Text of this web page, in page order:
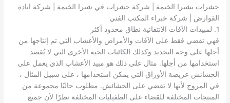
حشرات بشبرا الخيمة | شركة حشرات في شبرا الخيمة | شركة ابادة
القوارض | شركة خبراء المكتب الفني
1. لمبيدات الآفات الانتقائية نطاق محدود أكثر
فهي تقضي فقط على الآفات والأمراض والأعشاب التي تم إنتاجها من
أجلها على وجه التحديد وكذلك الكائنات الحية الأخرى التي لا يُقصد
استخدامها من أجلها. مثال على ذلك هو مبيد الأعشاب الذي يعمل على
الحشائش عريضة الأوراق التي يمكن استخدامها ، على سبيل المثال ،
في المروج لأنها لا تقضي على الحشائش. مطلوب حاليًا مجموعة من
المنتجات المختلفة للقضاء على الطفيليات المختلفة نظرًا لأن جميع